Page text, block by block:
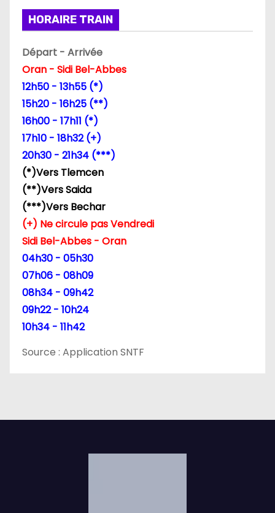
e
HORAIRE TRAIN
Départ - Arrivée
Oran - Sidi Bel-Abbes
12h50 - 13h55 (*)
15h20 - 16h25 (**)
16h00 - 17h11 (*)
17h10 - 18h32 (+)
20h30 - 21h34 (***)
(*)Vers Tlemcen
(**)Vers Saida
(***)Vers Bechar
(+) Ne circule pas Vendredi
Sidi Bel-Abbes - Oran
04h30 - 05h30
07h06 - 08h09
08h34 - 09h42
09h22 - 10h24
10h34 - 11h42
Source : Application SNTF